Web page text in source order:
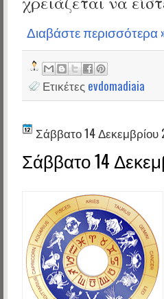
Διαβάστε περισσότερα
Ετικέτες evdomadiaia
Σάββατο 14 Δεκεμβρίου
Σάββατο 14